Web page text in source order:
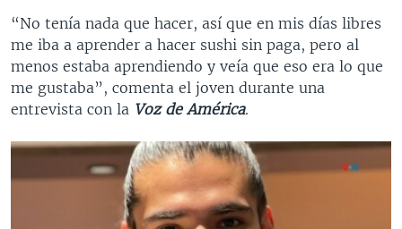
“No tenía nada que hacer, así que en mis días libres
me iba a aprender a hacer sushi sin paga, pero al
menos estaba aprendiendo y veía que eso era lo que
me gustaba”, comenta el joven durante una
entrevista con la Voz de América.